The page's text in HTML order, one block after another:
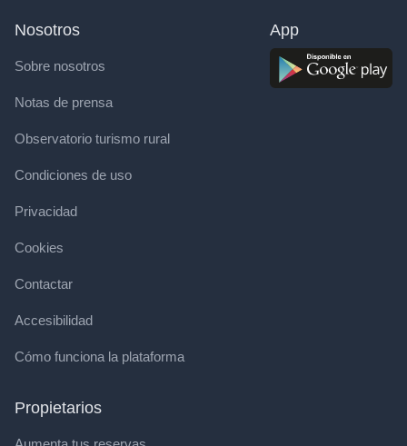
Nosotros
Sobre nosotros
Notas de prensa
Observatorio turismo rural
Condiciones de uso
Privacidad
Cookies
Contactar
Accesibilidad
Cómo funciona la plataforma
Propietarios
App